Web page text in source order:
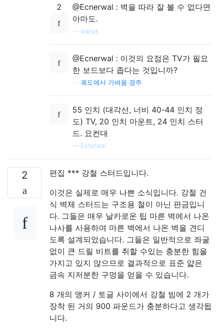
2
@Ecnerwal : 벽을 따라 잘 볼 수 없다면
아마도.
wallyk
@Ecnerwal : 이것의 요점은 TV가 필요
한 보드보다 좁다는 것입니까?
궤도에서 가벼움 경주
55 인치 (대각선, 너비 40-44 인치 정
도) TV, 20 인치 마운트, 24 인치 스터
드. 요컨대
— Ecnerwal
2
편집 *** 강철 스터드입니다.
이것은 실제로 매우 나쁜 소식입니다. 강철 건
식 벽체 스터드는 구조용 철이 아닌 판금입니
다. 그들은 매우 날카로운 팁 마른 벽에서 나온
나사를 사용하여 마른 벽에서 나온 벽을 견디
도록 설계되었습니다. 그들은 일반적으로 좌굴
없이 큰 드릴 비트를 취할 수있는 충분한 힘을
가지고 있지 않으므로 결과적으로 표준 얇은
금속 지저분한 구멍을 얻을 수 있습니다.
8 개의 앵커 / 토글 사이에서 강철 빔에 2 개가
장착 된 거의 900 파운드가 충분하다고 생각됩
니다.